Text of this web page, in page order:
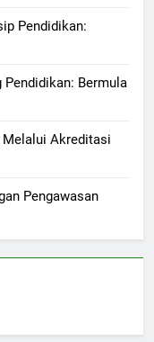
Pendidikan:
Bermula
Akreditasi
Pengawasan